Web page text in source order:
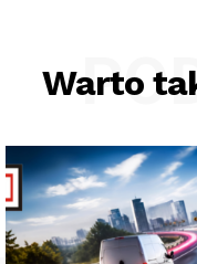
Warto